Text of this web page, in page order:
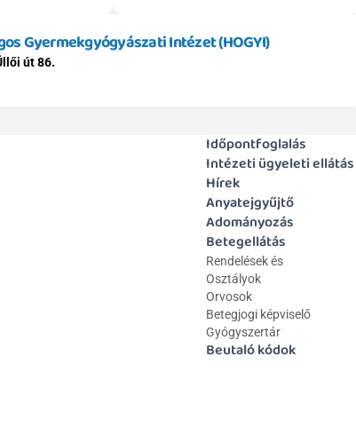
Gyermekgyógyászati Intézet (HOGYI)
út 86.
Időpontfoglalás
Intézeti ügyeleti ellátás
Hírek
Anyatejgyűjtő
Adományozás
Betegellátás
Rendelések és
Osztályok
Orvosok
Betegjogi képviselő
Gyógyszertár
Beutaló kódok